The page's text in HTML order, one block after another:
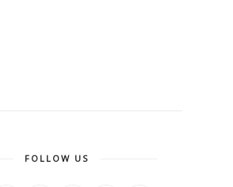
FOLLOW US